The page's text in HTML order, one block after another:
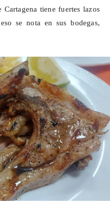
tiene fuertes lazos
se nota en sus bodegas,